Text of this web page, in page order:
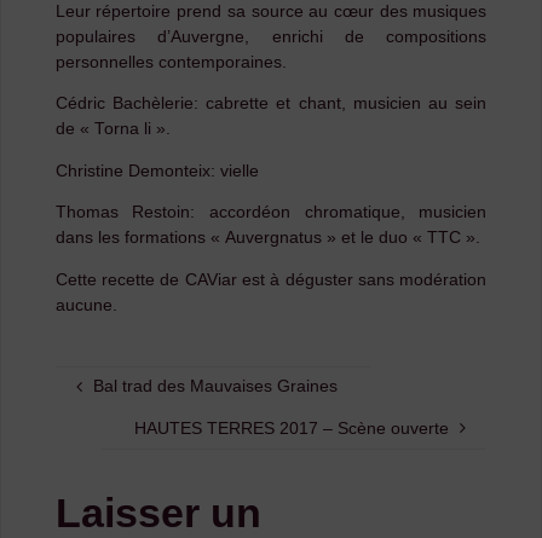
Leur répertoire prend sa source au cœur des musiques
populaires d’Auvergne, enrichi de compositions
personnelles contemporaines.
Cédric Bachèlerie: cabrette et chant, musicien au sein
de « Torna li ».
Christine Demonteix: vielle
Thomas Restoin: accordéon chromatique, musicien
dans les formations « Auvergnatus » et le duo « TTC ».
Cette recette de CAViar est à déguster sans modération
aucune.
Bal trad des Mauvaises Graines
HAUTES TERRES 2017 – Scène ouverte
Laisser un